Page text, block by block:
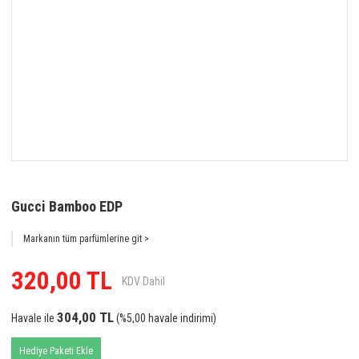
Gucci Bamboo EDP
Markanın tüm parfümlerine git >
320,00 TL KDV Dahil
Havale ile 304,00 TL(%5,00 havale indirimi)
Hediye Paketi Ekle